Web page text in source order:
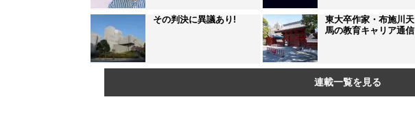
その判決に異議あり!
東大卒作家・布施川天
馬の教育キャリア通信
連載一覧を見る